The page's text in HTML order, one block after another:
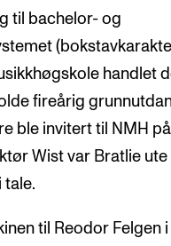
til bachelor- og
handlet
fireårig
ble invitert til NMH på
Wist var Bratlie ute
tale.
til Reodor Felgen i